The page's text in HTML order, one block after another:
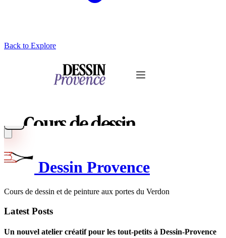
Back to Explore
Dessin Provence
Cours de dessin et de peinture aux portes du Verdon
Latest Posts
Un nouvel atelier créatif pour les tout-petits à Dessin-Provence